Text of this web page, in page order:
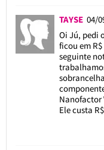
TAYSE 04/
Oi Jú, pedi
ficou em
seguinte
Nanofactor
Ele custa